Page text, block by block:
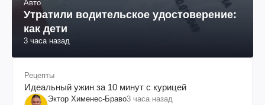
Авто
Утратили водительское удостоверение:
как дети
3 часа назад
Рецепты
Идеальный ужин за 10 минут с курицей
Эктор Хименес-Браво3 часа назад